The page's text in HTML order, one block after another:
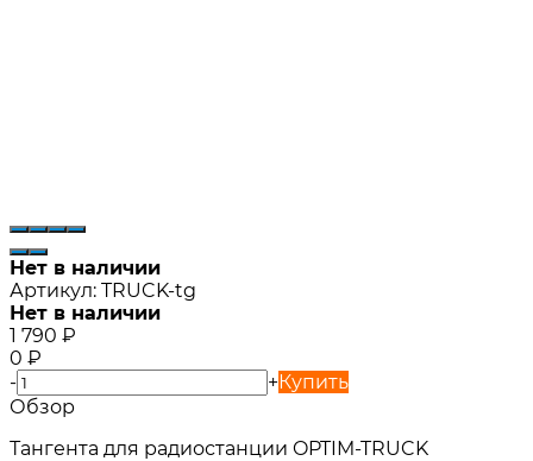
Нет в наличии
Артикул: TRUCK-tg
Нет в наличии
1 790 ₽
0 ₽
-
+Купить
Обзор
Тангента для радиостанции OPTIM-TRUCK